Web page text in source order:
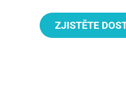
ZJISTĚTE